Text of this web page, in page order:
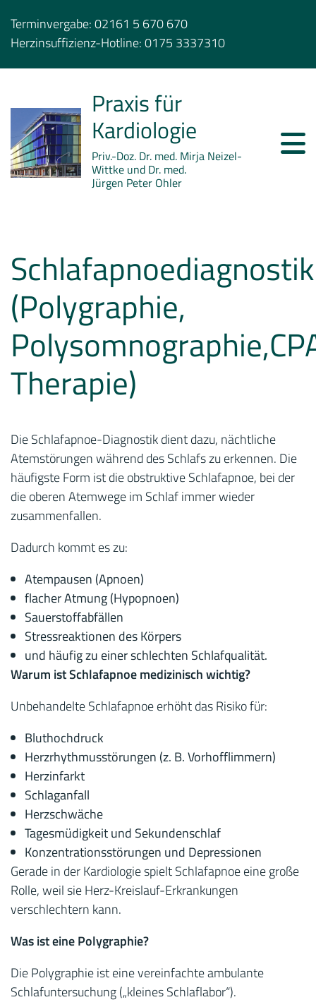
Terminvergabe:02161 5 670 670
Herzinsuffizienz-Hotline:0175 3337310
Praxis für
Kardiologie
Priv.-Doz. Dr. med. Mirja Neizel-
Wittke und Dr. med.
Jürgen Peter Ohler
Schlafapnoediagnostik
(Polygraphie,
Therapie)
Die Schlafapnoe-Diagnostik dient dazu, nächtliche
Atemstörungen während des Schlafs zu erkennen. Die
häufigste Form ist die obstruktive Schlafapnoe, bei der
die oberen Atemwege im Schlaf immer wieder
zusammenfallen.
Dadurch kommt es zu:
Atempausen (Apnoen)
flacher Atmung (Hypopnoen)
Sauerstoffabfällen
Stressreaktionen des Körpers
und häufig zu einer schlechten Schlafqualität.
Warum ist Schlafapnoe medizinisch wichtig?
Unbehandelte Schlafapnoe erhöht das Risiko für:
Bluthochdruck
Herzrhythmusstörungen (z. B. Vorhofflimmern)
Herzinfarkt
Schlaganfall
Herzschwäche
Tagesmüdigkeit und Sekundenschlaf
Konzentrationsstörungen und Depressionen
Gerade in der Kardiologie spielt Schlafapnoe eine große
Rolle, weil sie Herz-Kreislauf-Erkrankungen
verschlechtern kann.
Was ist eine Polygraphie?
Die Polygraphie ist eine vereinfachte ambulante
Schlafuntersuchung („kleines Schlaflabor“).